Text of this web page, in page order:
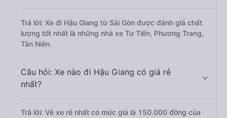
Trả lời: Xe đi Hậu Giang từ Sài Gòn được đánh giá chất
lượng tốt nhất là những nhà xe Tư Tiến, Phương Trang,
Tân Niên.
Câu hỏi: Xe nào đi Hậu Giang có giá rẻ
nhất?
Trả lời: Vé xe rẻ nhất có mức giá là 150.000 đồng của